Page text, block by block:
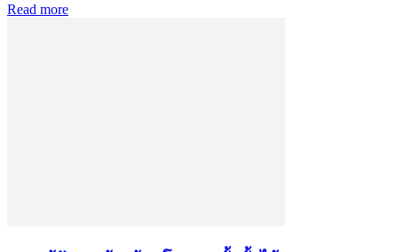
Read more